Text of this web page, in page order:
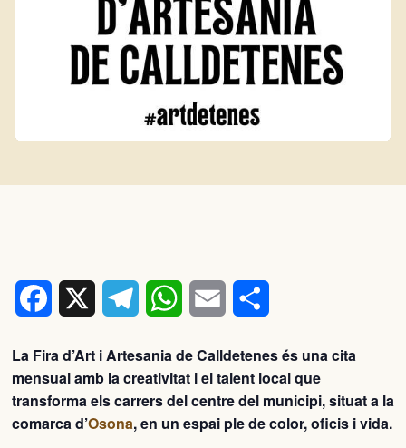
Facebook TelegramWhatsApp
Email
La Fira d’Art i Artesania de Calldetenes és una cita
mensual amb la creativitat i el talent local que
transforma els carrers del centre del municipi, situat a la
comarca d’Osona, en un espai ple de color, oficis i vida.